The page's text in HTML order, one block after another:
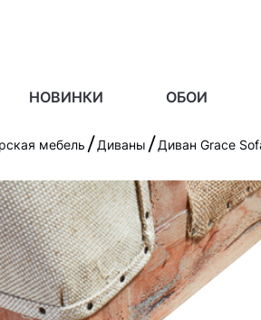
НОВИНКИ ОБОИ
мебель Диваны Диван Grace